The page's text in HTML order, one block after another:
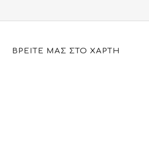
ΒΡΕΙΤΕ ΜΑΣ ΣΤΟ ΧΑΡΤΗ